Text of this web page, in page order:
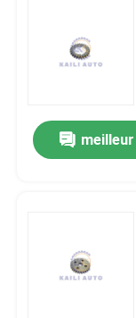
Pignon double
Pignon de
Rail de guide
Bras à
Tendeur de